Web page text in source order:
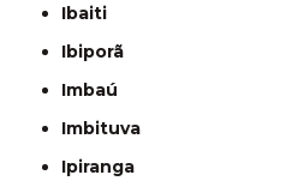
Ibaiti
Ibiporã
Imbaú
Imbituva
Ipiranga